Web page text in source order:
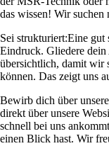
das wissen! Wir suchen
Sei strukturiert:Eine gut
Eindruck. Gliedere
übersichtlich, damit wir
können. Das zeigt uns
Bewirb dich über
direkt über unsere
schnell bei uns
einen Blick hast. Wir